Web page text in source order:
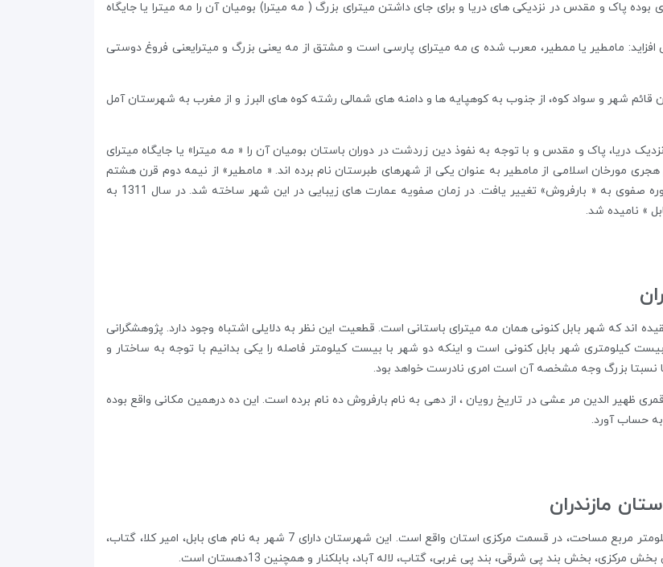
بوده پاک و مقدس در نزدیکی های دریا و برای جای داشتن میترای بزرگ ( مه میترا) بومیان آن را مه میترا یا جایگاه
افزاید: مامطیر یا ممطیر، معرب شده ی مه میترای پارسی است و مشتق از مه یعنی بزرگ و میترایعنی فروغ دوستی
شهر و سواد کوه، از جنوب به کوهپایه ها و دامنه های شمالی رشته کوه های البرز و از مغرب به شهرستان آمل
دریا، پاک و مقدس و با توجه به نفوذ دین زردشت در دوران باستان بومیان آن را « مه میترا» یا جایگاه میترای
مورخان اسلامی از مامطیر به عنوان یکی از شهرهای طبرستان نام برده اند. « مامطیر» از نیمه دوم قرن هشتم
هم زمان با فرمانروایی سادات مرعشی به « بارفروشده» و اواخر دوره صفوی به « بارفروش» تغییر یافت. در زمان صفویه عمارت های زیبایی در این شهر ساخته شد. در سال 1311 به
» نامیده شد.
اند که شهر بابل کنونی همان مه میترای باستانی است. قطعیت این نظر به دلایلی اشتباه وجود دارد. پژوهشگرانی
کیلومتری شهر بابل کنونی است و اینکه دو شهر با بیست کیلومتر فاصله را یکی بدانیم با توجه به ساختار و
نسبتا بزرگ وجه مشخصه آن است امری نادرست خواهد بود.
گیری شهر بابل برای اولین بار در سال 881 هجری قمری ظهیر الدین مر عشی در تاریخ رویان ، از دهی به نام بارفروش ده نام برده است. این ده درهمین مکانی واقع بوده
به حساب آورد.
مازندران
بابل یکی از شهرستان های استان مازندران است که با 1578/1 کیلومتر مربع مساحت، در قسمت مرکزی استان واقع است. این شهرستان دارای 7 شهر به نام های بابل، امیر کلا، گتاب،